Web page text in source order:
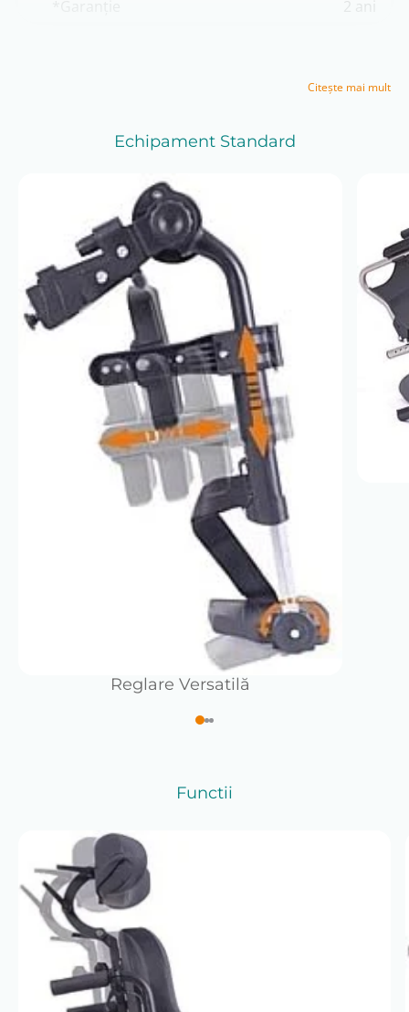
2 ani
temporare sau permanente de către persoane cu
dificultăți de mers sau mobilitate redusă.
rabatabil până la 30°, care permite modificarea
poziției utilizatorului pe parcursul zilei, în funcție de
confort și necesități.
Construcția este realizată pe un
cadru din aluminiu,
care asigură un echilibru optim între greutate redusă
și stabilitate. Scaunul este prevăzut cu multiple
posibilități de reglaj, inclusiv lățime și adâncime șezut,
înălțime șezut, suporturi pentru picioare detașabile și
cotiere reglabile.
Produsul este destinattransportului unei singure
, în limitele de utilizare specificate de
producător, și poate fi utilizat atât în interior, cât și în
exterior, pe suprafețe adecvate.
Utilizare prevăzută și limite de utilizare
Scaunul rulant manual Vermeiren V300 30° este
destinat persoanelor care se pot autopropulsa sau
pot fi împinse de un însoțitor. Este conceput pentru
persoane vârstnice sau persoane cu dificultăți de
mers ori lipsă de mobilitate, în conformitate cu
indicațiile generale ale producătorului.
nu este destinat transportului de bunuri
nu este un dispozitiv de tratament și nu înlocuiește
evaluarea sau recomandarea unui medic sau
terapeut. În cazul utilizatorilor cu afecțiuni medicale
sau neurologice, se recomandă consultarea
Greutatea maximă admisă a utilizatorului este de
modelului V300 30°
Modelul V300 30° permite reglarea spătarului în
facilitând schimbarea poziției utilizatorului în timpul
utilizării. Această funcționalitate este destinată
creșterii confortului și adaptării poziției de ședere, în
special în cazul utilizării prelungite.
Reglajul spătarului se realizează doar în condiții de
siguranță, cu frânele activate și conform
instrucțiunilor producătorului.
Detali tehnice produs
Citeşte mai mult
Echipament Standard
Reglare Versatilă
Functii